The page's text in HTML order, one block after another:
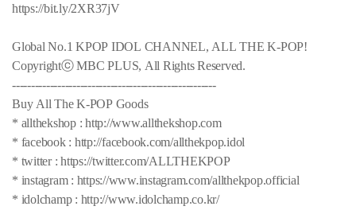
https://bit.ly/2XR37jV
Global No.1 KPOP IDOL CHANNEL, ALL THE K-POP!
Copyrightⓒ MBC PLUS, All Rights Reserved.
------------------------------------------------------
Buy All The K-POP Goods
* allthekshop : http://www.allthekshop.com
* facebook : http://facebook.com/allthekpop.idol
* twitter : https://twitter.com/ALLTHEKPOP
* instagram : https://www.instagram.com/allthekpop.official
* idolchamp : http://www.idolchamp.co.kr/